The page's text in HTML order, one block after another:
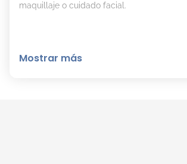
maquillaje o cuidado facial.
Mostrar más